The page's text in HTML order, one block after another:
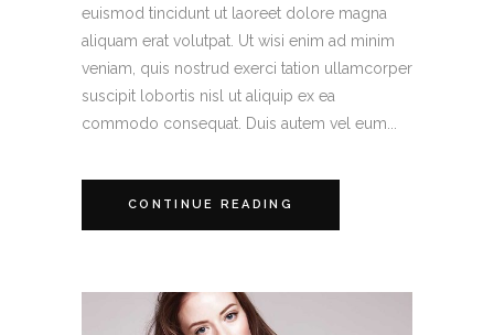
euismod tincidunt ut laoreet dolore magna
aliquam erat volutpat. Ut wisi enim ad minim
veniam, quis nostrud exerci tation ullamcorper
suscipit lobortis nisl ut aliquip ex ea
commodo consequat. Duis autem vel eum...
CONTINUE READING